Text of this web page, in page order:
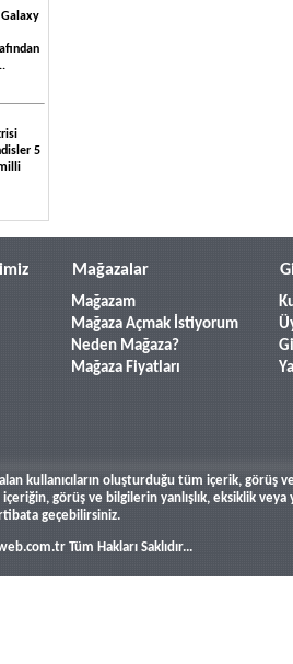
5
Mağazalar
Mağazam
Mağaza Açmak İstiyorum
Neden Mağaza?
Mağaza Fiyatları
kullanıcıların oluşturduğu tüm içerik, görüş
içeriğin, görüş ve bilgilerin yanlışlık, eksiklik
geçebilirsiniz.
Tüm Hakları Saklıdır...